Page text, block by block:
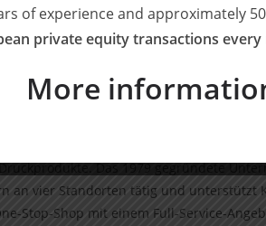
dabei,
meistern. Die geschäftsführenden
Das 1979 gegründete
an vier Standorten tätig und unterstützt
Stop-Shop mit einem Full-Service-
of experience and approximately
private equity transactions
More